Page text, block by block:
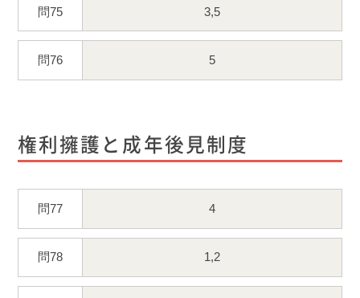
問75 3,5
問76 5
権利擁護と成年後見制度
問77 4
問78 1,2